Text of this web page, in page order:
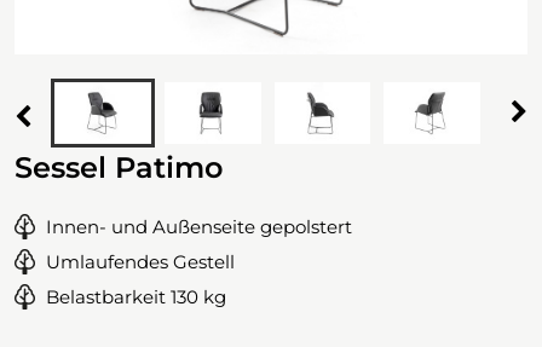
Sessel Patimo
Innen- und Außenseite gepolstert
Umlaufendes Gestell
Belastbarkeit 130 kg